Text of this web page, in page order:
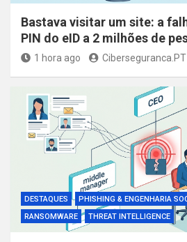
Bastava visitar um site: a
PIN do eID a 2 milhões de
1 hora ago Ciberseguranca.PT
DESTAQUES PHISHING & ENGENHARIA
RANSOMWARE
THREAT INTELLIGENCE